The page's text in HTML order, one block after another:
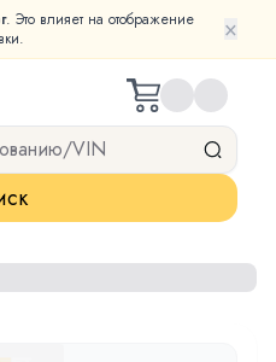
. Это влияет на отображение
×